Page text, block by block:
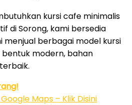
kursi cafe minimalis
di Sorong, kami bersedia
menjual berbagai model kursi
modern, bahan
Google Maps – Klik Disini